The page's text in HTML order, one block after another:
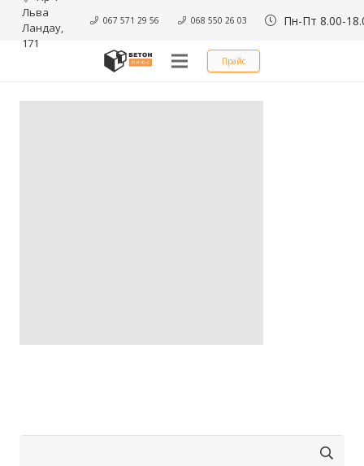
Льва
Ландау,
171
067 571 29 56 068 550 26 03 Пн-Пт 8.00-
Прайс